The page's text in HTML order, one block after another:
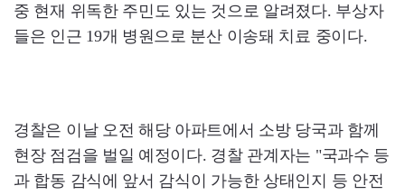
중 현재 위독한 주민도 있는 것으로 알려졌다. 부상자
들은 인근 19개 병원으로 분산 이송돼 치료 중이다.
경찰은 이날 오전 해당 아파트에서 소방 당국과 함께
현장 점검을 벌일 예정이다. 경찰 관계자는 "국과수 등
과 합동 감식에 앞서 감식이 가능한 상태인지 등 안전